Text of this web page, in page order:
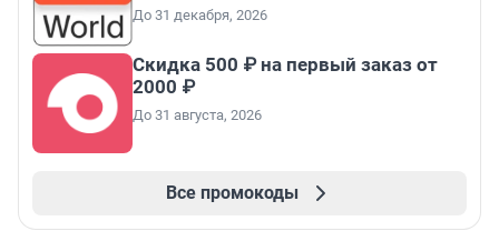
До 31 декабря, 2026
Скидка 500 ₽ на первый заказ от
2000 ₽
До 31 августа, 2026
Все промокоды